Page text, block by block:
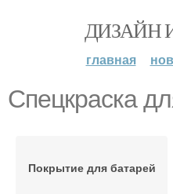
ДИЗАЙН
главная
Спецкраска
Покрытие для батарей